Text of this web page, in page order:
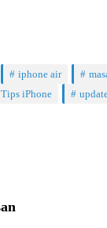
iphone air
Tips iPhone